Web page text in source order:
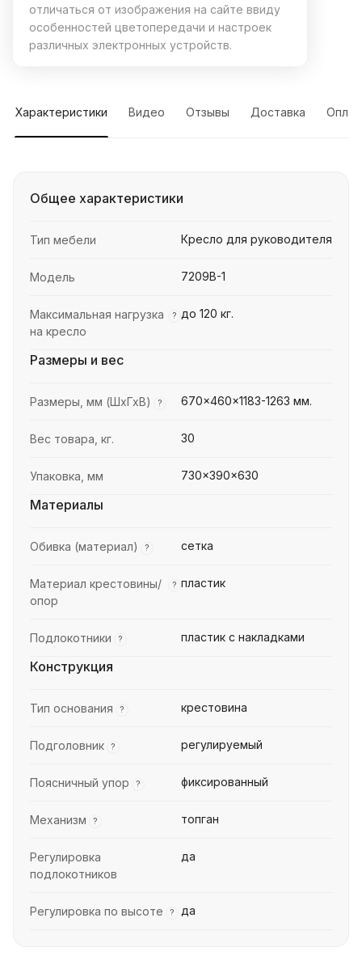
отличаться от изображения на сайте ввиду
особенностей цветопередачи и настроек
различных электронных устройств.
Характеристики Видео Отзывы Доставка
Общее характеристики
Тип мебели Кресло для руководителя
Модель 7209B-1
Максимальная нагрузка
на кресло
? до 120 кг.
Размеры и вес
Размеры, мм (ШхГхВ) ? 670x460x1183-1263 мм.
Вес товара, кг. 30
Упаковка, мм 730x390x630
Материалы
Обивка (материал) ? сетка
Материал крестовины/
опор
? пластик
Подлокотники ? пластик с накладками
Конструкция
Тип основания ? крестовина
Подголовник ? регулируемый
Поясничный упор ? фиксированный
Механизм ? топган
Регулировка
подлокотников
да
Регулировка по высоте ? да